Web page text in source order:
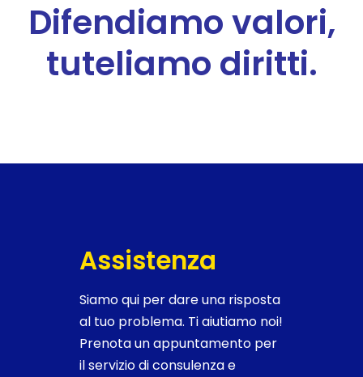
Difendiamo valori,
tuteliamo diritti.
Assistenza
Siamo qui per dare una risposta
al tuo problema. Ti aiutiamo noi!
Prenota un appuntamento per
il servizio di consulenza e